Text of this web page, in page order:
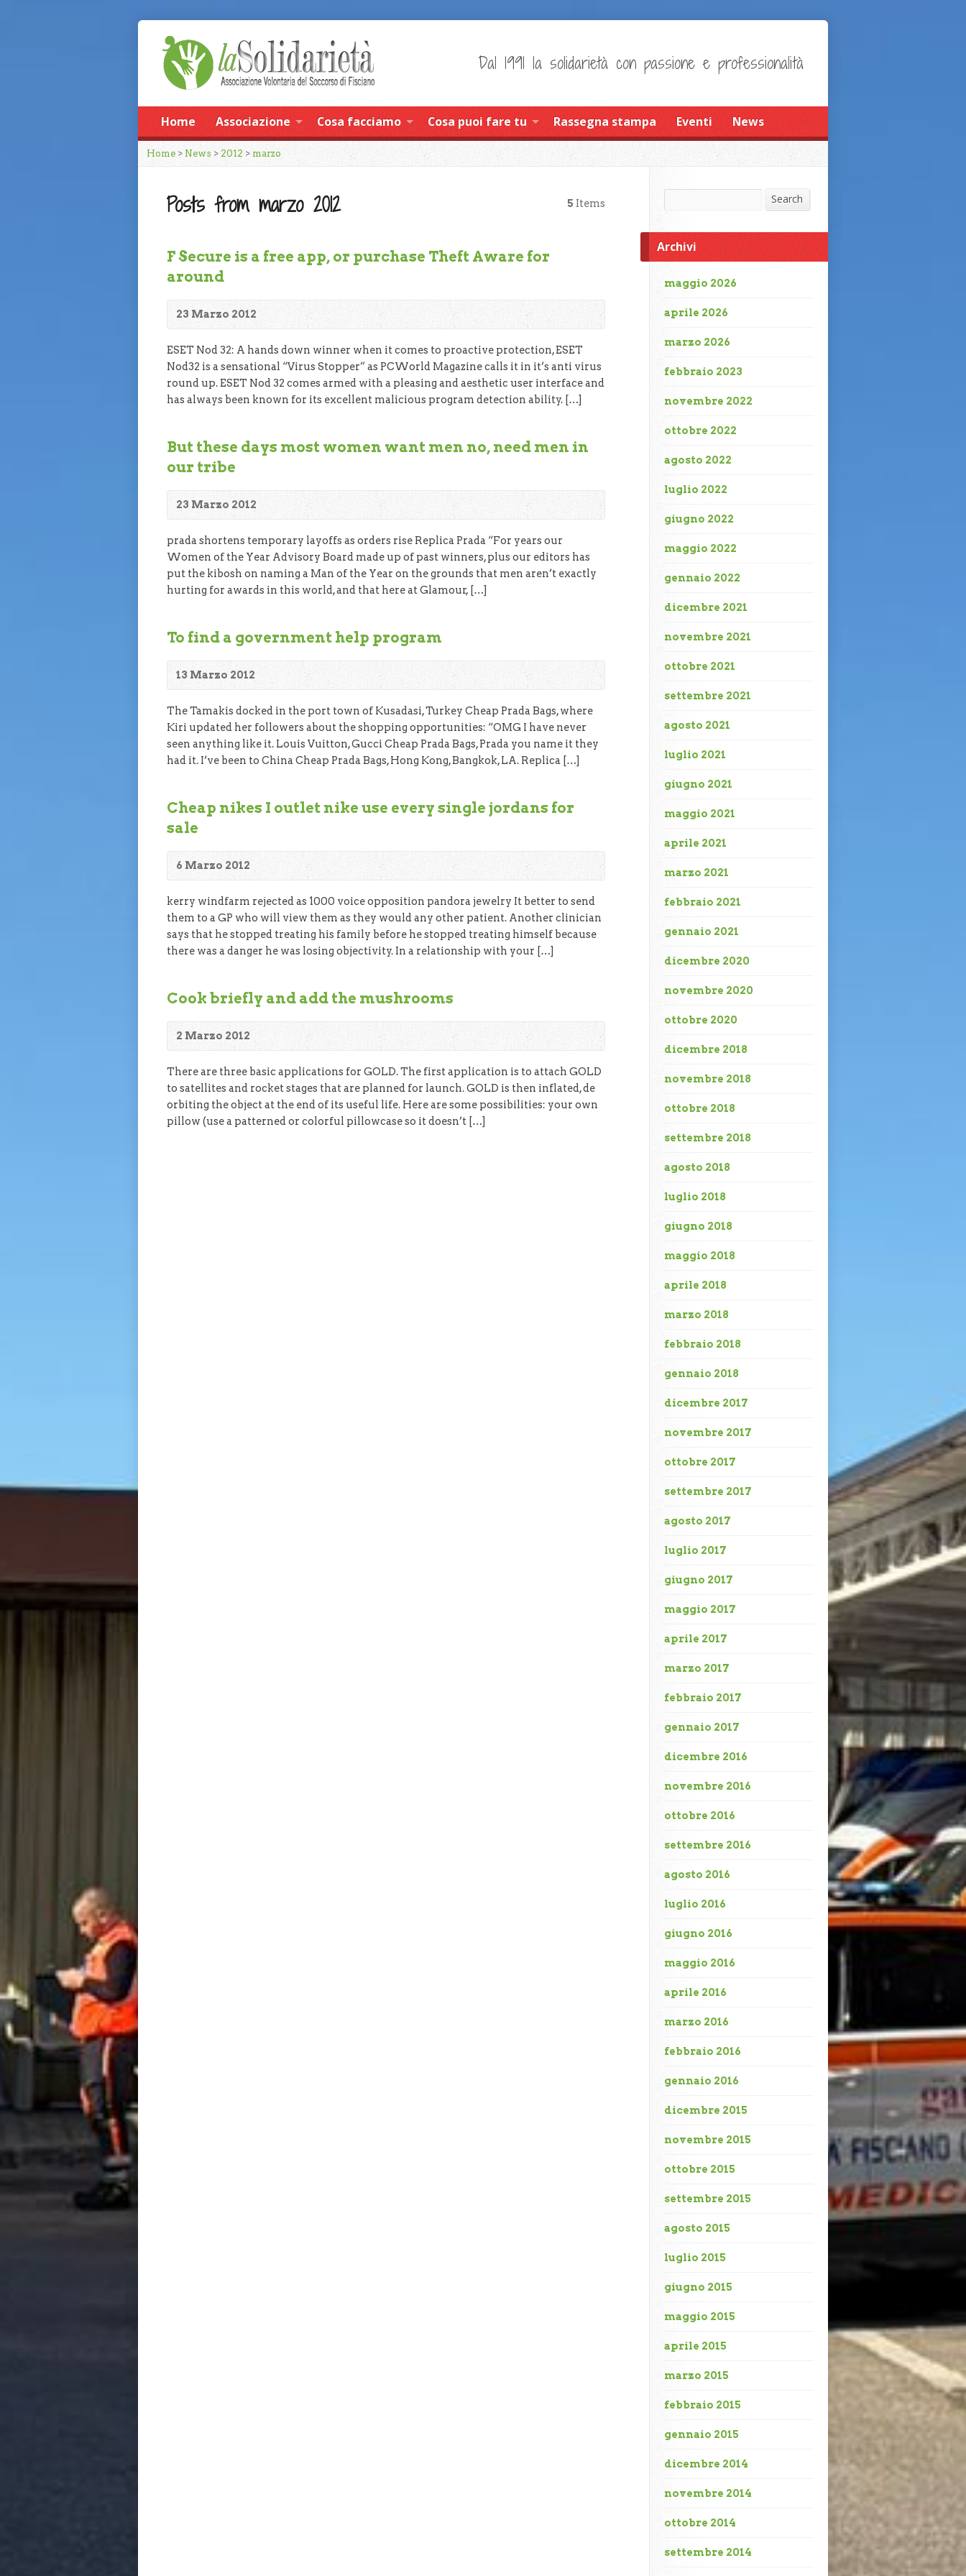
Dal 1991 la solidarietà con passione e professionalità
Home Associazione Cosa facciamo Cosa puoi fare tu Rassegna stampa Eventi News
Home> News >2012 > marzo
Posts from marzo 2012 5 Items
F Secure is a free app, or purchase Theft Aware for
around
23 Marzo 2012
ESET Nod 32: A hands down winner when it comes to proactive protection, ESET
Nod32 is a sensational “Virus Stopper” as PCWorld Magazine calls it in it’s anti virus
round up. ESET Nod 32 comes armed with a pleasing and aesthetic user interface and
has always been known for its excellent malicious program detection ability. […]
But these days most women want men no, need men in
our tribe
23 Marzo 2012
prada shortens temporary layoffs as orders rise Replica Prada “For years our
Women of the Year Advisory Board made up of past winners, plus our editors has
put the kibosh on naming a Man of the Year on the grounds that men aren’t exactly
hurting for awards in this world, and that here at Glamour, […]
To find a government help program
13 Marzo 2012
The Tamakis docked in the port town of Kusadasi, Turkey Cheap Prada Bags, where
Kiri updated her followers about the shopping opportunities: “OMG I have never
seen anything like it. Louis Vuitton, Gucci Cheap Prada Bags, Prada you name it they
had it. I’ve been to China Cheap Prada Bags, Hong Kong, Bangkok, LA. Replica […]
Cheap nikes I outlet nike use every single jordans for
sale
6 Marzo 2012
kerry windfarm rejected as 1000 voice opposition pandora jewelry It better to send
them to a GP who will view them as they would any other patient. Another clinician
says that he stopped treating his family before he stopped treating himself because
there was a danger he was losing objectivity. In a relationship with your […]
Cook briefly and add the mushrooms
2 Marzo 2012
There are three basic applications for GOLD. The first application is to attach GOLD
to satellites and rocket stages that are planned for launch. GOLD is then inflated, de
orbiting the object at the end of its useful life. Here are some possibilities: your own
pillow (use a patterned or colorful pillowcase so it doesn’t […]
Search
Archivi
maggio 2026
aprile 2026
marzo 2026
febbraio 2023
novembre 2022
ottobre 2022
agosto 2022
luglio 2022
giugno 2022
maggio 2022
gennaio 2022
dicembre 2021
novembre 2021
ottobre 2021
settembre 2021
agosto 2021
luglio 2021
giugno 2021
maggio 2021
aprile 2021
marzo 2021
febbraio 2021
gennaio 2021
dicembre 2020
novembre 2020
ottobre 2020
dicembre 2018
novembre 2018
ottobre 2018
settembre 2018
agosto 2018
luglio 2018
giugno 2018
maggio 2018
aprile 2018
marzo 2018
febbraio 2018
gennaio 2018
dicembre 2017
novembre 2017
ottobre 2017
settembre 2017
agosto 2017
luglio 2017
giugno 2017
maggio 2017
aprile 2017
marzo 2017
febbraio 2017
gennaio 2017
dicembre 2016
novembre 2016
ottobre 2016
settembre 2016
agosto 2016
luglio 2016
giugno 2016
maggio 2016
aprile 2016
marzo 2016
febbraio 2016
gennaio 2016
dicembre 2015
novembre 2015
ottobre 2015
settembre 2015
agosto 2015
luglio 2015
giugno 2015
maggio 2015
aprile 2015
marzo 2015
febbraio 2015
gennaio 2015
dicembre 2014
novembre 2014
ottobre 2014
settembre 2014